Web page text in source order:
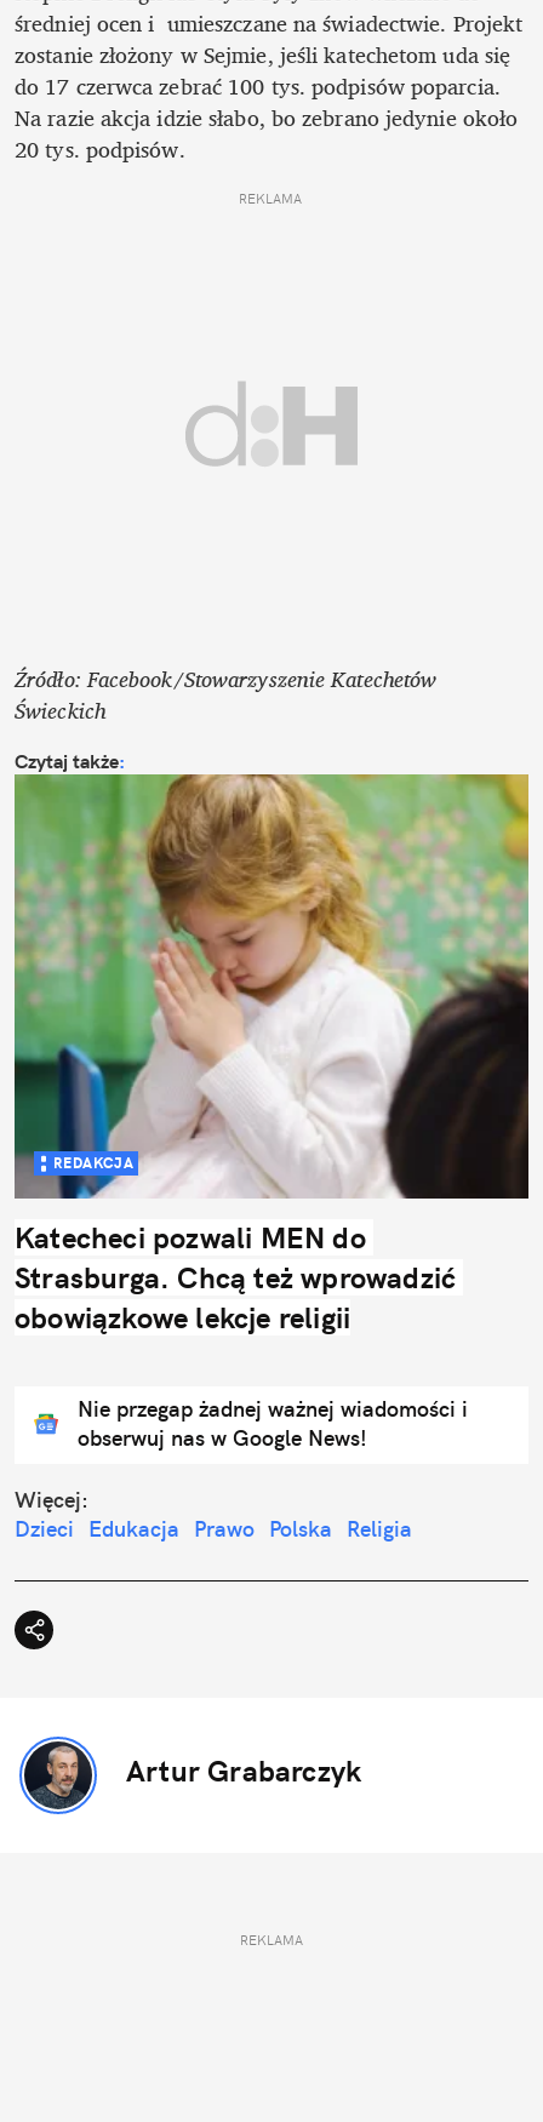
średniej ocen i  umieszczane na świadectwie. Projekt
zostanie złożony w Sejmie, jeśli katechetom uda się
do 17 czerwca zebrać 100 tys. podpisów poparcia.
Na razie akcja idzie słabo, bo zebrano jedynie około
20 tys. podpisów.
REKLAMA
Źródło: Facebook/Stowarzyszenie Katechetów
Świeckich
Czytaj także:
REDAKCJA
Katecheci pozwali MEN do
Strasburga. Chcą też wprowadzić
obowiązkowe lekcje religii
Nie przegap żadnej ważnej wiadomości i
obserwuj nas w Google News!
Więcej:
Dzieci
Edukacja Prawo Polska Religia
Artur Grabarczyk
REKLAMA